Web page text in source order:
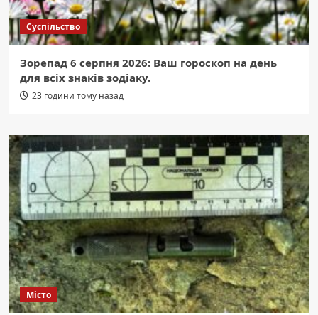
Суспільство
Зорепад 6 серпня 2026: Ваш гороскоп на день
для всіх знаків зодіаку.
23 години тому назад
Місто